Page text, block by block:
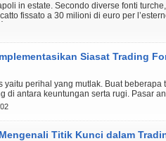
in estate. Secondo diverse fonti
fissato a 30 milioni di euro per
vicino al titolo con quattro punti di
Siasat Trading
yaitu perihal yang mutlak. Buat
di antara keuntungan serta rugi. Pasar
aktor pasar buat mempunyai